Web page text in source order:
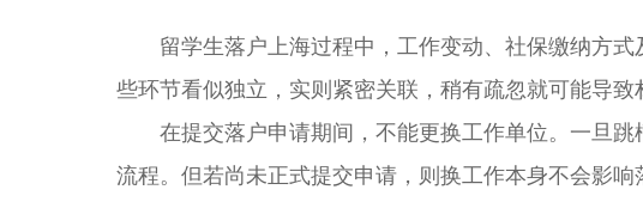
留学生落户上海过程中，工作变动、社保缴纳方式
些环节看似独立，实则紧密关联，稍有疏忽就可能导致
在提交落户申请期间，不能更换工作单位。一旦跳
流程。但若尚未正式提交申请，则换工作本身不会影